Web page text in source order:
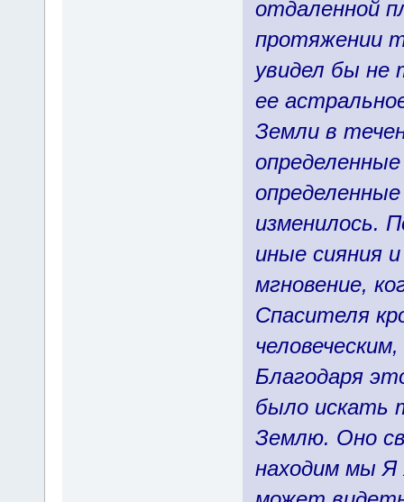
отдаленной
протяжении
увидел бы не
ее
Земли в
изменилось.
иные сияния
мгновение,
Спасителя
Благодаря
было искать
Землю. Оно
находим мы Я